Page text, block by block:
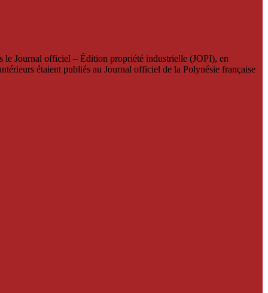
le Journal officiel – Édition propriété industrielle (JOPI), en
étaient publiés au Journal officiel de la Polynésie française